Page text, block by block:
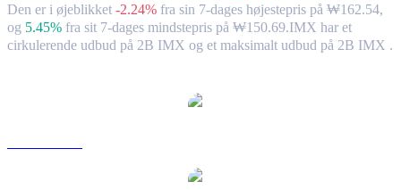
Den er i øjeblikket -2.24% fra sin 7-dages højestepris på ₩162.54,
og 5.45% fra sit 7-dages mindstepris på ₩150.69.IMX har et
cirkulerende udbud på 2B IMX og et maksimalt udbud på 2B IMX .